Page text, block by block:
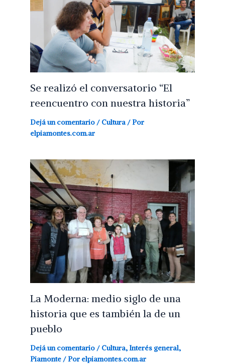
Se realizó el conversatorio “El
reencuentro con nuestra historia”
Dejá un comentario / Cultura / Por
elpiamontes.com.ar
La Moderna: medio siglo de una
historia que es también la de un
pueblo
Dejá un comentario / Cultura, Interés general,
Piamonte / Por elpiamontes.com.ar